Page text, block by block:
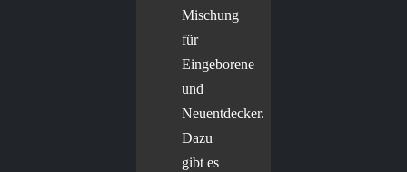
Mischung
für
Eingeborene
und
Neuentdecker.
Dazu
gibt es